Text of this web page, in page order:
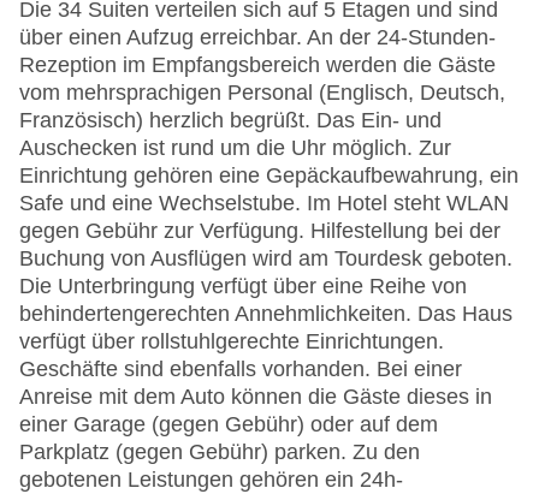
Die 34 Suiten verteilen sich auf 5 Etagen und sind
über einen Aufzug erreichbar. An der 24-Stunden-
Rezeption im Empfangsbereich werden die Gäste
vom mehrsprachigen Personal (Englisch, Deutsch,
Französisch) herzlich begrüßt. Das Ein- und
Auschecken ist rund um die Uhr möglich. Zur
Einrichtung gehören eine Gepäckaufbewahrung, ein
Safe und eine Wechselstube. Im Hotel steht WLAN
gegen Gebühr zur Verfügung. Hilfestellung bei der
Buchung von Ausflügen wird am Tourdesk geboten.
Die Unterbringung verfügt über eine Reihe von
behindertengerechten Annehmlichkeiten. Das Haus
verfügt über rollstuhlgerechte Einrichtungen.
Geschäfte sind ebenfalls vorhanden. Bei einer
Anreise mit dem Auto können die Gäste dieses in
einer Garage (gegen Gebühr) oder auf dem
Parkplatz (gegen Gebühr) parken. Zu den
gebotenen Leistungen gehören ein 24h-